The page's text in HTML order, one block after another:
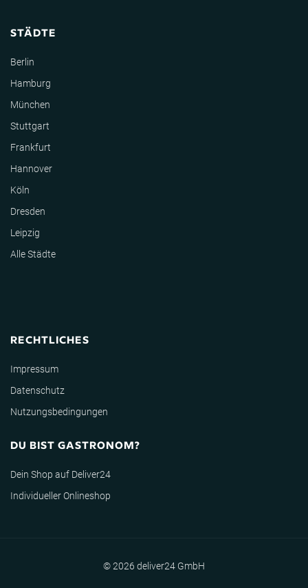
STÄDTE
Berlin
Hamburg
München
Stuttgart
Frankfurt
Hannover
Köln
Dresden
Leipzig
Alle Städte
RECHTLICHES
Impressum
Datenschutz
Nutzungsbedingungen
DU BIST GASTRONOM?
Dein Shop auf Deliver24
Individueller Onlineshop
© 2026 deliver24 GmbH